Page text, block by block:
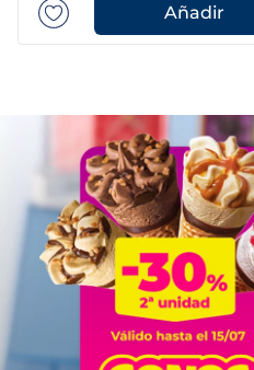
Añadir